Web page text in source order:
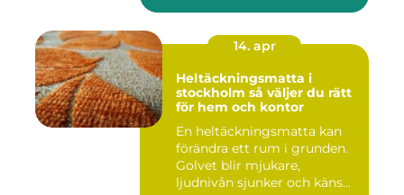
14. apr
Heltäckningsmatta i
stockholm så väljer du rätt
för hem och kontor
En heltäckningsmatta kan
förändra ett rum i grunden.
Golvet blir mjukare,
ljudnivån sjunker och käns...